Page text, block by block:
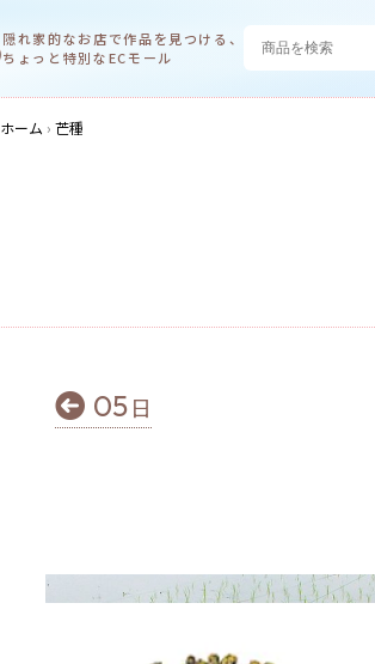
隠れ家的なお店で作品を見つける、
ちょっと特別なECモール
ホーム 芒種
05日
芒種 に関連するアイテム